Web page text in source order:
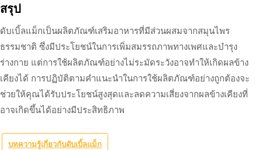
สรุป
ดับเบิ้ลแม็กเป็นผลิตภัณฑ์เสริมอาหารที่มีส่วนผสมจากสมุนไพร
ธรรมชาติ ซึ่งมีประโยชน์ในการเพิ่มสมรรถภาพทางเพศและบำรุง
ร่างกาย แต่การใช้ผลิตภัณฑ์อย่างไม่ระมัดระวังอาจทำให้เกิดผลข้าง
เคียงได้ การปฏิบัติตามคำแนะนำในการใช้ผลิตภัณฑ์อย่างถูกต้องจะ
ช่วยให้คุณได้รับประโยชน์สูงสุดและลดความเสี่ยงจากผลข้างเคียงที่
อาจเกิดขึ้นได้อย่างมีประสิทธิภาพ
บทความรู้เกี่ยวกับดับเบิ้ลแม็ก